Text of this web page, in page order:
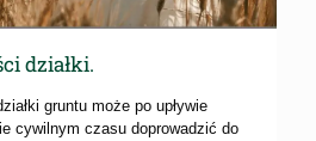
działki.
gruntu może po upływie
cywilnym czasu doprowadzić do